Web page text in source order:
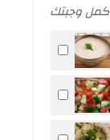
كمل وجبتك